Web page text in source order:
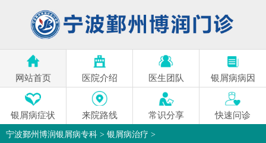
网站首页 医院介绍 医生团队 银屑病病因
银屑病症状 来院路线 常识分享 快速问诊
宁波鄞州博润银屑病专科 > 银屑病治疗 >